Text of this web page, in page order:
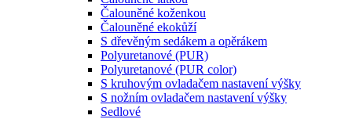
Čalouněné koženkou
Čalouněné ekokůží
S dřevěným sedákem a opěrákem
Polyuretanové (PUR)
Polyuretanové (PUR color)
S kruhovým ovladačem nastavení výšky
S nožním ovladačem nastavení výšky
Sedlové